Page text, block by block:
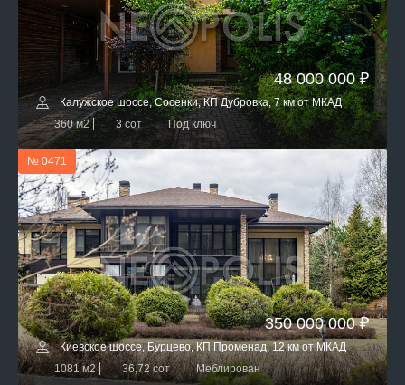
48 000 000 ₽
Калужское шоссе, Сосенки, КП Дубровка, 7 км от МКАД
360 м2
3 сот Под ключ
№ 0471
350 000 000 ₽
Киевское шоссе, Бурцево, КП Променад, 12 км от МКАД
1081 м2
36,72 сот Меблирован